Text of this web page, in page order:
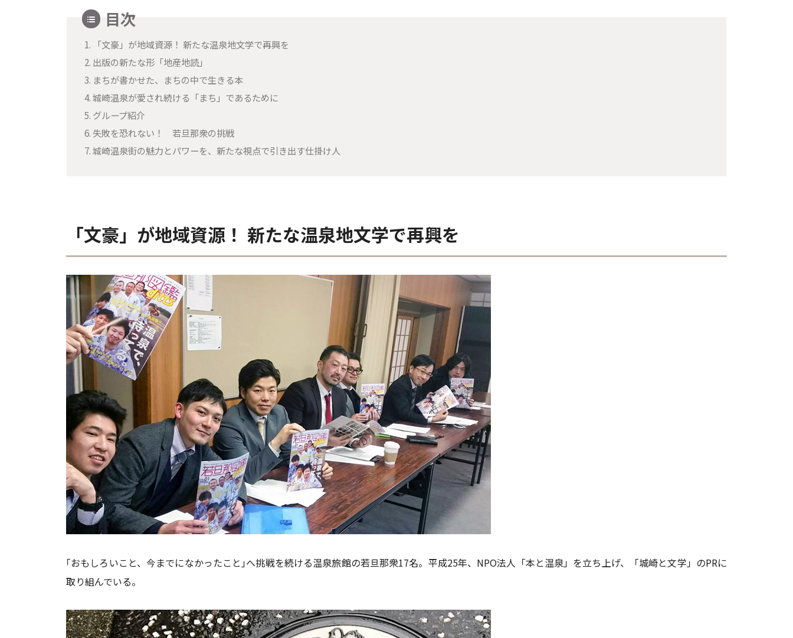
目次
1. 「文豪」が地域資源！ 新たな温泉地文学で再興を
2. 出版の新たな形「地産地読」
3. まちが書かせた、まちの中で生きる本
4.城崎温泉が愛され続ける「まち」であるために
5. グループ紹介
6. 失敗を恐れない！ 若旦那衆の挑戦
7.城崎温泉街の魅力とパワーを、新たな視点で引き出す仕掛け人
「文豪」が地域資源！ 新たな温泉地文学で再興を
｢おもしろいこと、今までになかったこと｣へ挑戦を続ける温泉旅館の若旦那衆17名。平成25年、NPO法人「本と温泉」を立ち上げ、「城崎と文学」のPRに
取り組んでいる。